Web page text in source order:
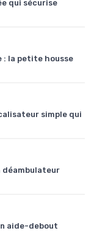
qui sécurise
: la petite housse
simple qui
déambulateur
aide-debout